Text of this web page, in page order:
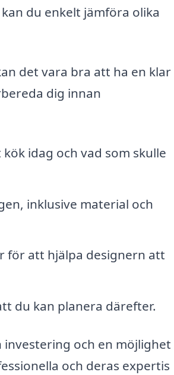
du enkelt jämföra olika
det vara bra att ha en klar
dig innan
idag och vad som skulle
inklusive material och
för att hjälpa designern att
du kan planera därefter.
och en möjlighet
och deras expertis